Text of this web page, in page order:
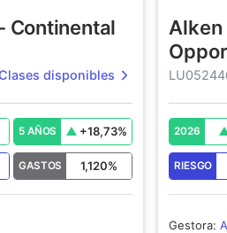
Continental
disponibles
5 AÑOS +18,73%
GASTOS 1,120%
Alken
2026
RIESGO
Gestora: